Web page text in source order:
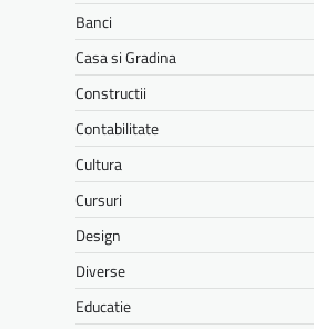
Banci
Casa si Gradina
Constructii
Contabilitate
Cultura
Cursuri
Design
Diverse
Educatie